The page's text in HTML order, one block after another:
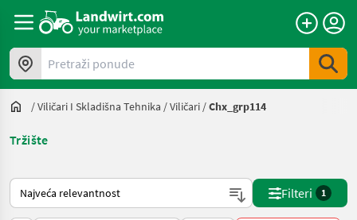
Pretraži ponude
/Viličari I Skladišna Tehnika /Viličari /Chx_grp114
Tržište
Način na koji sortira Landwirt.com
Filteri 1